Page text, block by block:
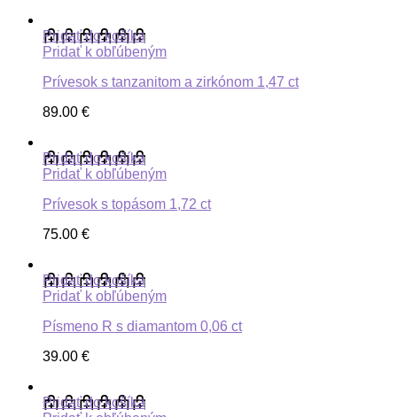
Pridať do košíka
Pridať k obľúbeným
Prívesok s tanzanitom a zirkónom 1,47 ct
89.00 €
Pridať do košíka
Pridať k obľúbeným
Prívesok s topásom 1,72 ct
75.00 €
Pridať do košíka
Pridať k obľúbeným
Písmeno R s diamantom 0,06 ct
39.00 €
Pridať do košíka